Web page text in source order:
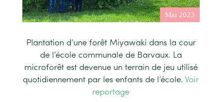
Plantation d’une forêt Miyawaki dans la cour
de l’école communale de Barvaux. La
microforêt est devenue un terrain de jeu utilisé
quotidiennement par les enfants de l’école. Voir
reportage